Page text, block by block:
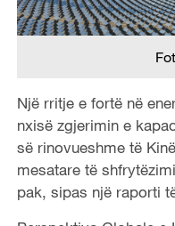
Një rritje e fortë në
nxisë zgjerimin e
së rinovueshme të
mesatare të
pak, sipas një raporti